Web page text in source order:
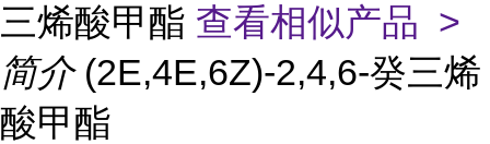
三烯酸甲酯 查看相似产品 >
简介 (2E,4E,6Z)-2,4,6-癸三烯
酸甲酯